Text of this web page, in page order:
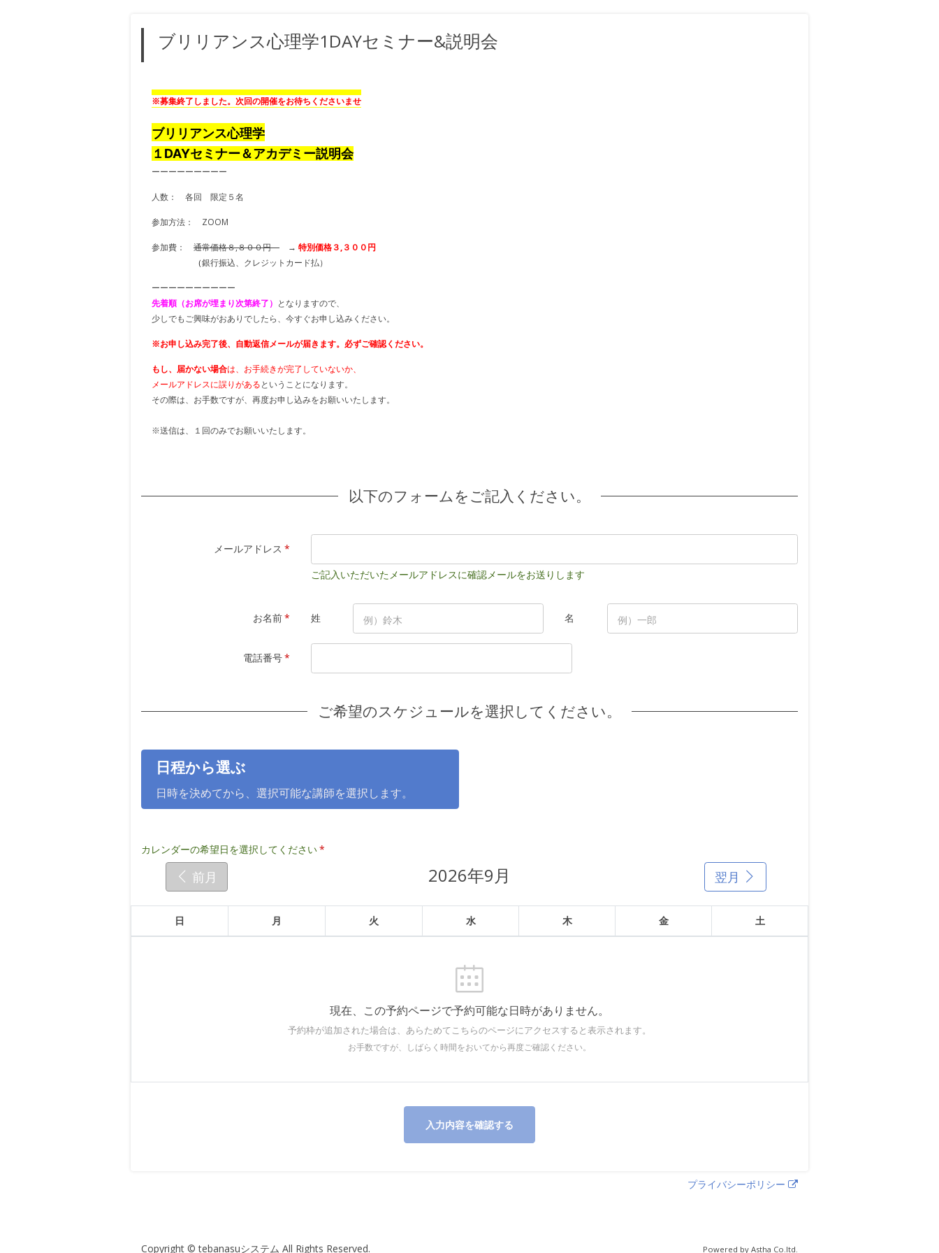
ブリリアンス心理学1DAYセミナー&説明会
※募集終了しました。次回の開催をお待ちくださいませ
ブリリアンス心理学
１DAYセミナー＆アカデミー説明会
ーーーーーーーーー
人数： 各回 限定５名
参加方法： ZOOM
参加費： 通常価格８,８００円 → 特別価格３,３００円
（銀行振込 クレジットカード払）
ーーーーーーーーーー
先着順（お席が埋まり次第終了） となりますので、
少しでもご興味がおありでしたら、今すぐお申し込みください。
※お申し込み完了後、自動返信メールが届きます。必ずご確認ください。
もし、届かない場合は、お手続きが完了していないか、
メールアドレスに誤りがあるということになります。
その際は、お手数ですが、再度お申し込みをお願いいたします。
※送信は、１回のみでお願いいたします。
以下のフォームをご記入ください。
メールアドレス *
ご記入いただいたメールアドレスに確認メールをお送りします
お名前* 姓 名
電話番号*
ご希望のスケジュールを選択してください。
日程から選ぶ
日時を決めてから、選択可能な講師を選択します。
カレンダーの希望日を選択してください*
前月 2026年9月 翌月
日 月 火 水 木 金 土
現在、この予約ページで予約可能な日時がありません。
予約枠が追加された場合は、あらためてこちらのページにアクセスすると表示されます。
お手数ですが、しばらく時間をおいてから再度ご確認ください。
入力内容を確認する
プライバシーポリシー
Copyright © tebanasuシステム All Rights Reserved. Powered by Astha Co.ltd.